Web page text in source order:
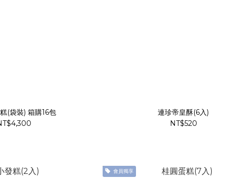
南棗核桃糕(袋裝) 箱購16包
連珍帝皇酥(6入)
NT$520
會員獨享